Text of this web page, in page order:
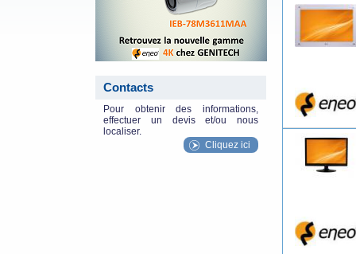
Contacts
Pour obtenir des informations,
effectuer un devis et/ou nous
localiser.
Cliquez ici